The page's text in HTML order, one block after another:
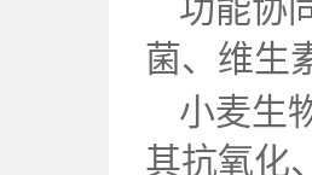
功能协
菌、维生
小麦生
其抗氧化